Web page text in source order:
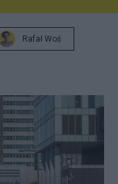
Rafał Woś